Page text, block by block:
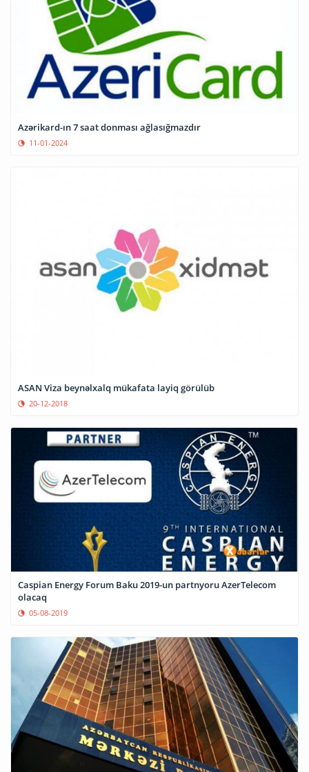
Azərikard-ın 7 saat donması ağlasığmazdır
11-01-2024
ASAN Viza beynəlxalq mükafata layiq görülüb
20-12-2018
Caspian Energy Forum Baku 2019-un partnyoru AzerTelecom
olacaq
05-08-2019